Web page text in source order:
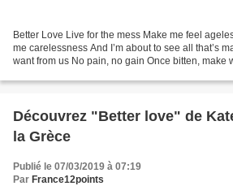
Better Love Live for the mess Make me feel
me carelessness And I’m about to see all that’s
want from us No pain, no gain Once bitten, make
Découvrez "Better love" de
la Grèce
Publié le 07/03/2019 à 07:19
Par France12points